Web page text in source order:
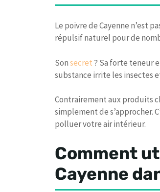
Le poivre de Cayenne n’est
répulsif naturel pour de
Sonsecret ? Sa forte teneur
substance irrite les insectes
Contrairement aux produits
simplement de s’approcher.
polluer votre air intérieur.
Comment
Cayenne